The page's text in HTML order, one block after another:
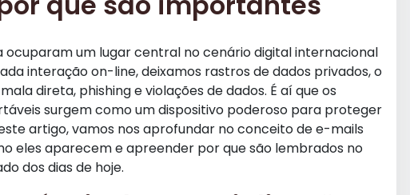
ocuparam um lugar central no cenário digital internacional
interação on-line, deixamos rastros de dados privados, o
direta, phishing e violações de dados. É aí que os
surgem como um dispositivo poderoso para proteger
artigo, vamos nos aprofundar no conceito de e-mails
eles aparecem e apreender por que são lembrados no
dos dias de hoje.